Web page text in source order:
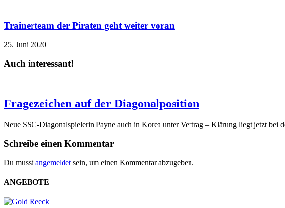
Trainerteam der Piraten geht weiter voran
25. Juni 2020
Auch interessant!
Fragezeichen auf der Diagonalposition
Neue SSC-Diagonalspielerin Payne auch in Korea unter Vertrag – Klärung liegt jetzt
Schreibe einen Kommentar
Du musst angemeldet sein, um einen Kommentar abzugeben.
ANGEBOTE